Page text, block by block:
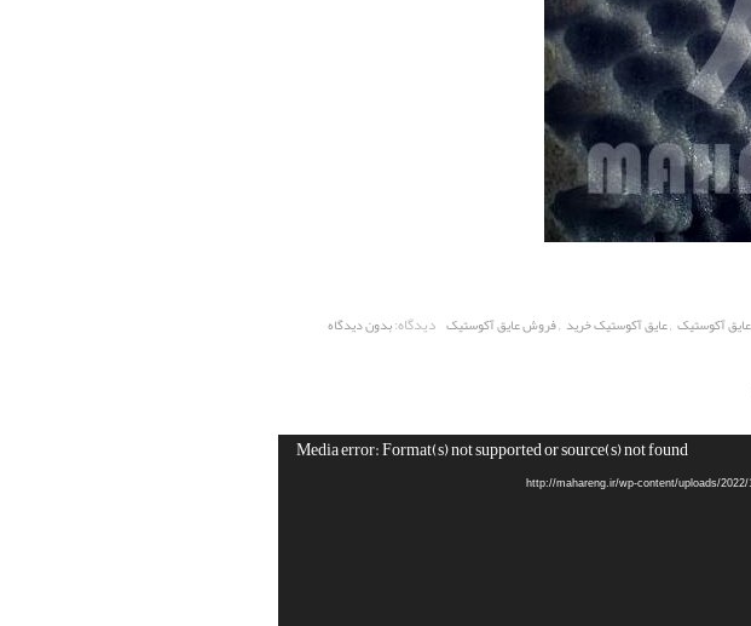
آکوستیک ,عایق آکوستیک خرید ,فروش عایق آکوستیک دیدگاه:بدون دیدگاه
Media error: Format(s) not supported or source(s) not found